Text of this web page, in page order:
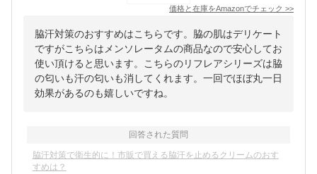
価格と在庫をAmazonでチェック >>
脇汗対策のおすすめはこちらです。脇の肌はデリケート
ですがこちらはメンソレータムの商品なので安心してお
使い頂けると思います。こちらのリフレアシリーズは脇
の匂いも汗の匂いも消してくれます。一回でほぼ丸一日
効果があるのも嬉しいですね。
回答された質問
脇汗対策で衛生的に！市販で買える脇汗を止めるクリームのおす
すめは？